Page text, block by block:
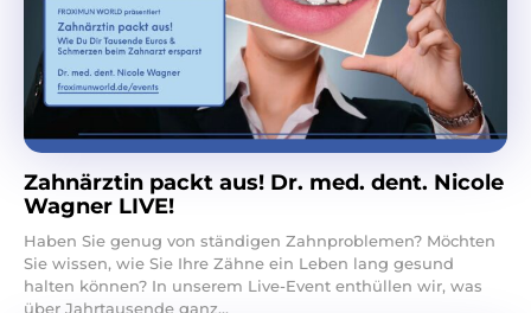
Zahnärztin packt aus! Dr. med. dent. Nicole
Wagner LIVE!
Haben Sie genug von ständigen Zahnproblemen? Möchten
Sie wissen, wie Sie Ihre Zähne ein Leben lang gesund
halten können? In unserem Live-Event enthüllen wir, was
über Jahrtausende ganz...